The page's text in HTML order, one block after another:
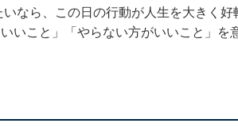
なら、この日の行動が人生を大きく好
いこと」「やらない方がいいこと」を